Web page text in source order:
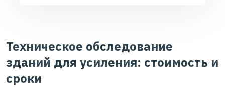
Техническое обследование
зданий для усиления: стоимость и
сроки